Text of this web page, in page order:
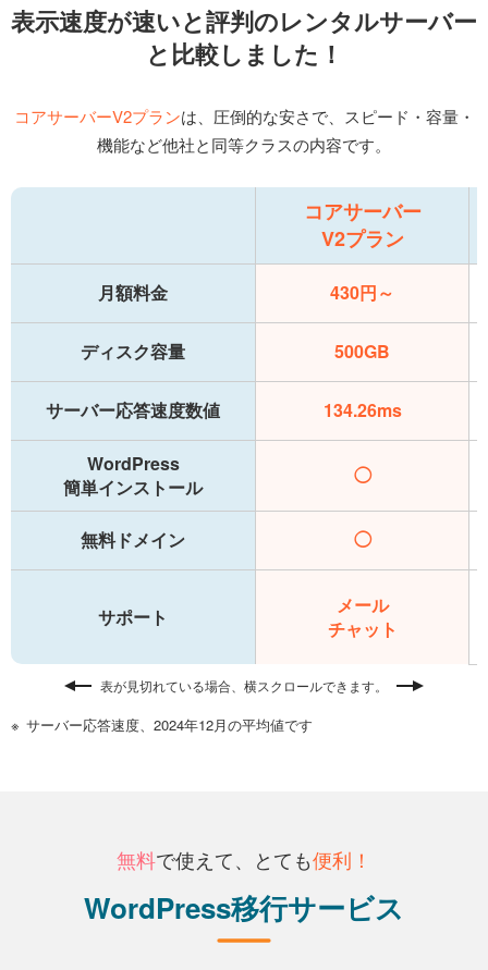
表示速度が速いと評判のレンタルサーバー
と比較しました！
コアサーバーV2プランは、圧倒的な安さで、
スピード・容量・
機能など他社と同等クラスの内容です。
コアサーバー
V2プラン
月額料金 430円～
ディスク容量 500GB
サーバー応答速度数値 134.26ms
WordPress
簡単インストール
◯
無料ドメイン ◯
サポート
メール
チャット
表が見切れている場合、横スクロールできます。
サーバー応答速度、2024年12月の平均値です
無料で使えて、とても便利！
WordPress移行サービス